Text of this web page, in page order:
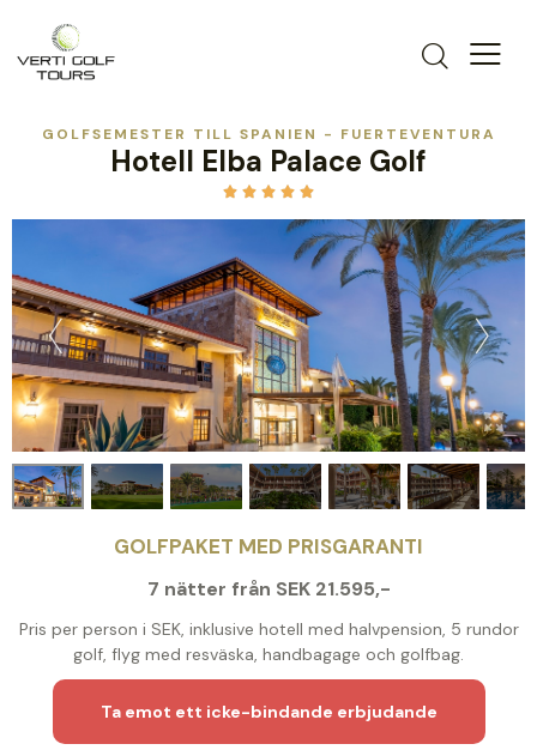
GOLFSEMESTER TILL SPANIEN - FUERTEVENTURA
Hotell Elba Palace Golf
    
GOLFPAKET MED PRISGARANTI
7 nätter från SEK 21.595,-
Pris per person i SEK, inklusive hotell med halvpension, 5 rundor
golf, flyg med resväska, handbagage och golfbag.
Ta emot ett icke-bindande erbjudande